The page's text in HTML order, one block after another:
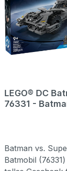
LEGO® DC
76331 -
Batman vs.
Batmobil